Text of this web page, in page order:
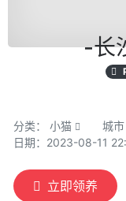
-长
分类： 小猫 城
日期：2023-08-11
立即领养